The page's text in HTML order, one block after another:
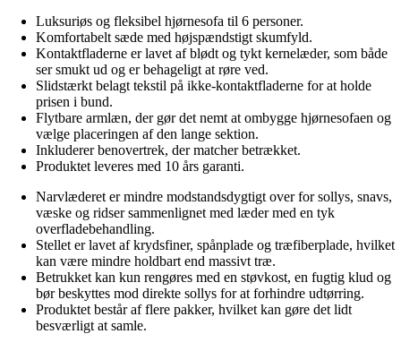
Luksuriøs og fleksibel hjørnesofa til 6 personer.
Komfortabelt sæde med højspændstigt skumfyld.
Kontaktfladerne er lavet af blødt og tykt kernelæder, som både
ser smukt ud og er behageligt at røre ved.
Slidstærkt belagt tekstil på ikke-kontaktfladerne for at holde
prisen i bund.
Flytbare armlæn, der gør det nemt at ombygge hjørnesofaen og
vælge placeringen af den lange sektion.
Inkluderer benovertrek, der matcher betrækket.
Produktet leveres med 10 års garanti.
Narvlæderet er mindre modstandsdygtigt over for sollys, snavs,
væske og ridser sammenlignet med læder med en tyk
overfladebehandling.
Stellet er lavet af krydsfiner, spånplade og træfiberplade, hvilket
kan være mindre holdbart end massivt træ.
Betrukket kan kun rengøres med en støvkost, en fugtig klud og
bør beskyttes mod direkte sollys for at forhindre udtørring.
Produktet består af flere pakker, hvilket kan gøre det lidt
besværligt at samle.